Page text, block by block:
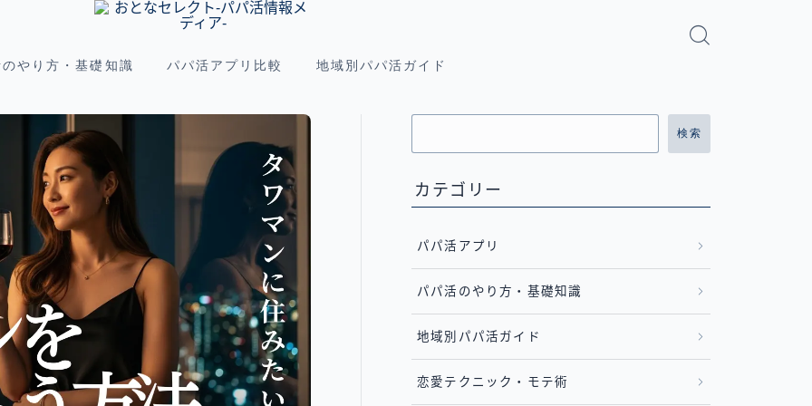
やり方・基礎知識 パパ活アプリ比較 地域別パパ活ガイド
検索
カテゴリー
パパ活アプリ
パパ活のやり方・基礎知識
地域別パパ活ガイド
恋愛テクニック・モテ術